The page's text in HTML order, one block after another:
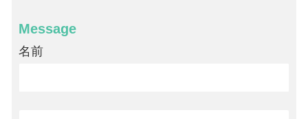
Message
名前